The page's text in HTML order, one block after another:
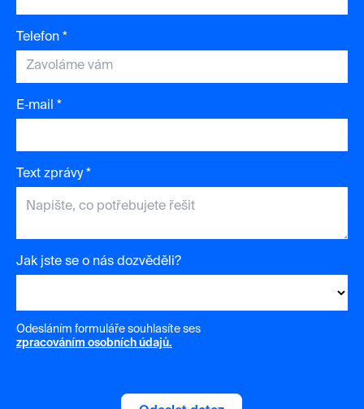
Telefon *
E‑mail *
Text zprávy *
Jak jste se o nás dozvěděli?
Odesláním formuláře souhlasíte ses
zpracováním osobních údajů.